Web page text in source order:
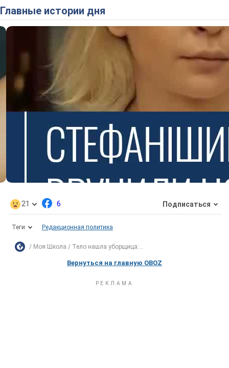
Главные истории дня
21 6 Подписаться
Теги Редакционная политика
Моя Школа Тело нашла уборщица:...
Вернуться на главную OBOZ